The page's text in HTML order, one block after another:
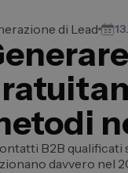
di Lead
B2B qualificati
davvero nel